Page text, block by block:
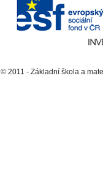
© 2011 - Základní škola a